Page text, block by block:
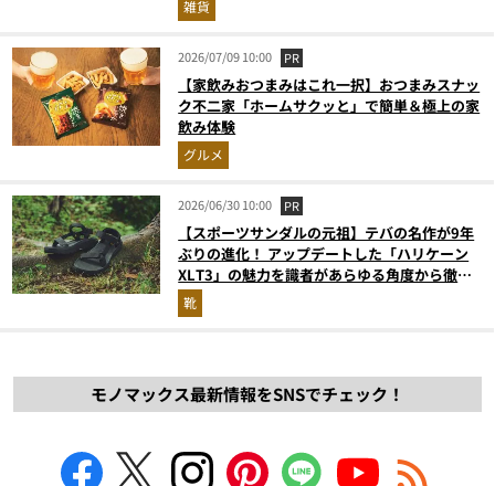
雑貨
2026/07/09 10:00 PR
【家飲みおつまみはこれ一択】おつまみスナッ
ク不二家「ホームサクッと」で簡単＆極上の家
飲み体験
グルメ
2026/06/30 10:00 PR
【スポーツサンダルの元祖】テバの名作が9年
ぶりの進化！ アップデートした「ハリケーン
XLT3」の魅力を識者があらゆる角度から徹底
解説！
靴
モノマックス最新情報をSNSでチェック！